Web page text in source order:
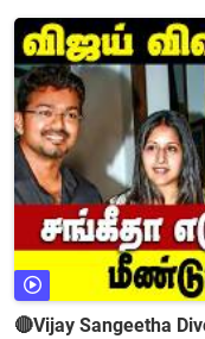
🔴Vijay Sangeetha